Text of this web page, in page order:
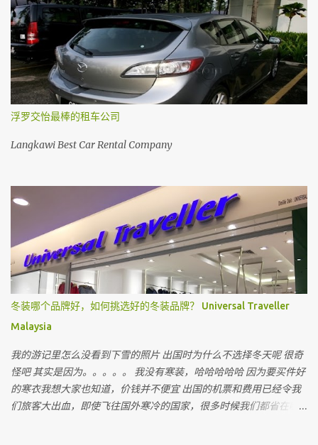
浮罗交怡最棒的租车公司
Langkawi Best Car Rental Company
冬装哪个品牌好，如何挑选好的冬装品牌？ Universal Traveller
Malaysia
我的游记里怎么没看到下雪的照片 出国时为什么不选择冬天呢 很奇
怪吧 其实是因为。。。。。 我没有寒装，哈哈哈哈哈 因为要买件好
的寒衣我想大家也知道，价钱并不便宜 出国的机票和费用已经令我
们旅客大出血，即使飞往国外寒冷的国家，很多时候我们都省在哪